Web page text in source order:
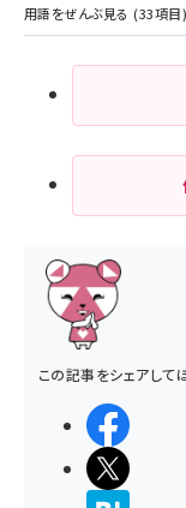
この記事をシェアして